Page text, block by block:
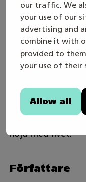
our traffic. We
your use of our
advertising and
combine it with
provided to
your use of their
Allow all
Jag fick alltså
kunskaper
arbetslag.
Jag är till slut
erfarenheten.
nöjd med livet.”
Författare